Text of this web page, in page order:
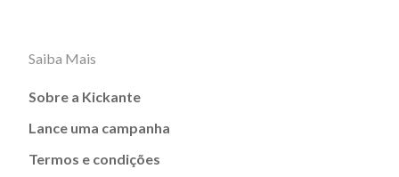
Saiba Mais
Sobre a Kickante
Lance uma campanha
Termos e condições